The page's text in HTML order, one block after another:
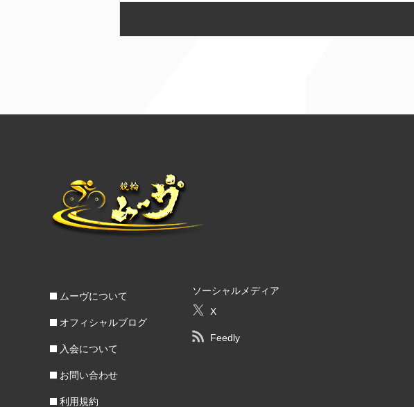
ムーヴについて
オフィシャルブログ
入会について
お問い合わせ
利用規約
ソーシャルメディア
X
Feedly